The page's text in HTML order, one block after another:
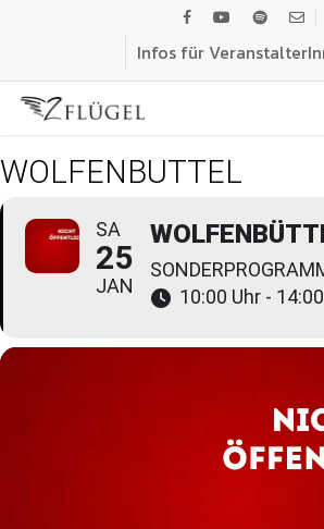
content
facebook
youtubespotify
Infos für
WOLFENBÜTTEL
SA
25
JAN
10:00 Uhr -